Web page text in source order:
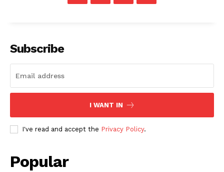
Subscribe
I WANT IN
I've read and accept the Privacy Policy.
Popular